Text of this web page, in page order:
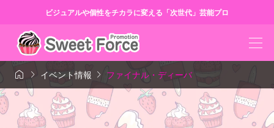
ビジュアルや個性をチカラに変える「次世代」芸能プロ
  イベント情報  ファイナル・ディーバ